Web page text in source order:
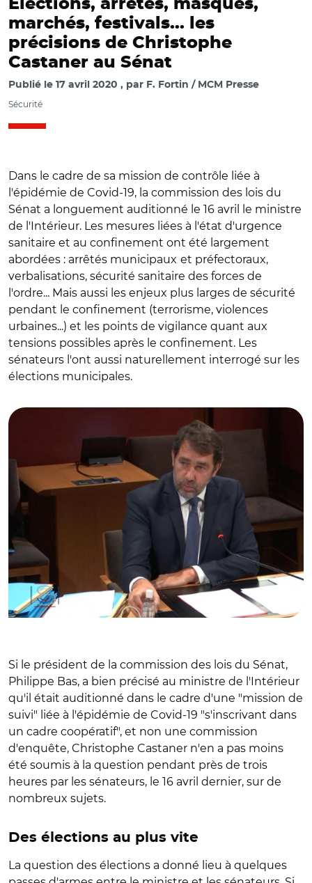
Élections, arrêtés, masques,
marchés, festivals... les
précisions de Christophe
Castaner au Sénat
Publié le 17 avril 2020 par F. Fortin / MCM Presse
Sécurité
Dans le cadre de sa mission de contrôle liée à
l'épidémie de Covid-19, la commission des lois du
Sénat a longuement auditionné le 16 avril le ministre
de l'Intérieur. Les mesures liées à l'état d'urgence
sanitaire et au confinement ont été largement
abordées : arrêtés municipaux et préfectoraux,
verbalisations, sécurité sanitaire des forces de
l'ordre... Mais aussi les enjeux plus larges de sécurité
pendant le confinement (terrorisme, violences
urbaines...) et les points de vigilance quant aux
tensions possibles après le confinement. Les
sénateurs l'ont aussi naturellement interrogé sur les
élections municipales.
Si le président de la commission des lois du Sénat,
Philippe Bas, a bien précisé au ministre de l'Intérieur
qu'il était auditionné dans le cadre d'une "mission de
suivi" liée à l'épidémie de Covid-19 "s'inscrivant dans
un cadre coopératif", et non une commission
d'enquête, Christophe Castaner n'en a pas moins
été soumis à la question pendant près de trois
heures par les sénateurs, le 16 avril dernier, sur de
nombreux sujets.
Des élections au plus vite
La question des élections a donné lieu à quelques